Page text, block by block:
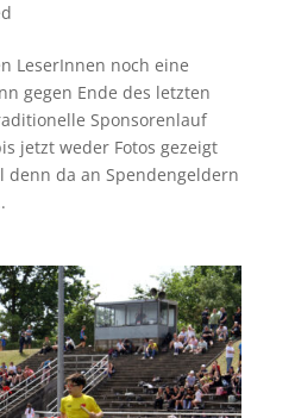
LeserInnen noch eine
gegen Ende des letzten
Sponsorenlauf
jetzt weder Fotos gezeigt
denn da an Spendengeldern